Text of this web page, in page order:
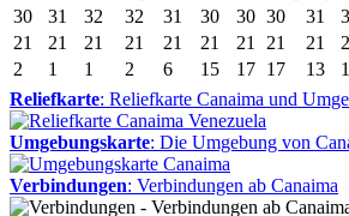
30
31 32 32 31 30 30 30 31
21
21 21 21 21 21 21 21 21
2
1 1 2 6 15 17 17 13
Reliefkarte: Reliefkarte Canaima und
Umgebungskarte: Die Umgebung von
Verbindungen: Verbindungen ab Canaima